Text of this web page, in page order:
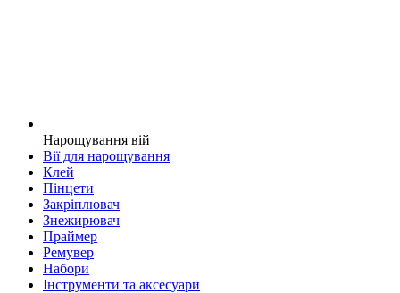
Нарощування вій
Вії для нарощування
Клей
Пінцети
Закріплювач
Знежирювач
Праймер
Ремувер
Набори
Інструменти та аксесуари